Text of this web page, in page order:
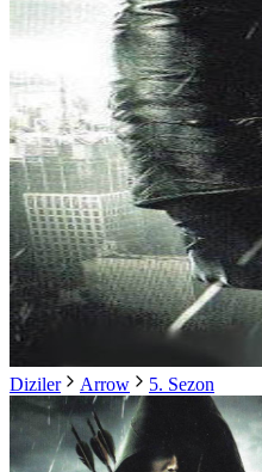
Diziler Arrow 5. Sezon